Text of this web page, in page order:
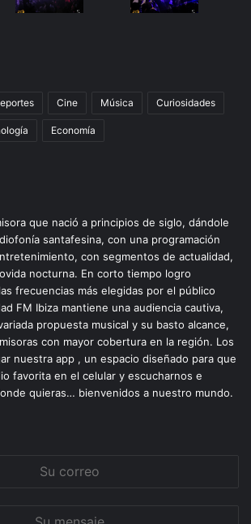
Cine Música Curiosidades
Economía
que nació a principios de siglo, dándole
santafesina, con una programación
con segmentos de actualidad,
nocturna. En corto tiempo logro
frecuencias más elegidas por el público
FM Ibiza mantiene una audiencia cautiva,
propuesta musical y su basto alcance,
con mayor cobertura en la región. Los
nuestra app , un espacio diseñado para que
favorita en el celular y escucharnos e
quieras… bienvenidos a nuestro mundo.